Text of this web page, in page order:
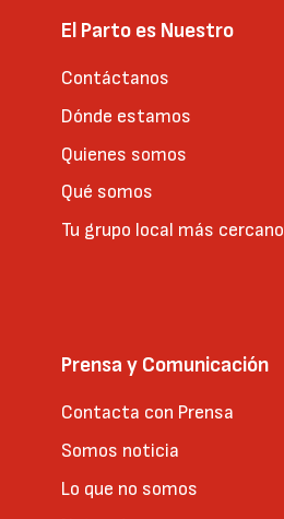
El Parto es Nuestro
Contáctanos
Dónde estamos
Quienes somos
Qué somos
Tu grupo local más cercano
Prensa y Comunicación
Contacta con Prensa
Somos noticia
Lo que no somos